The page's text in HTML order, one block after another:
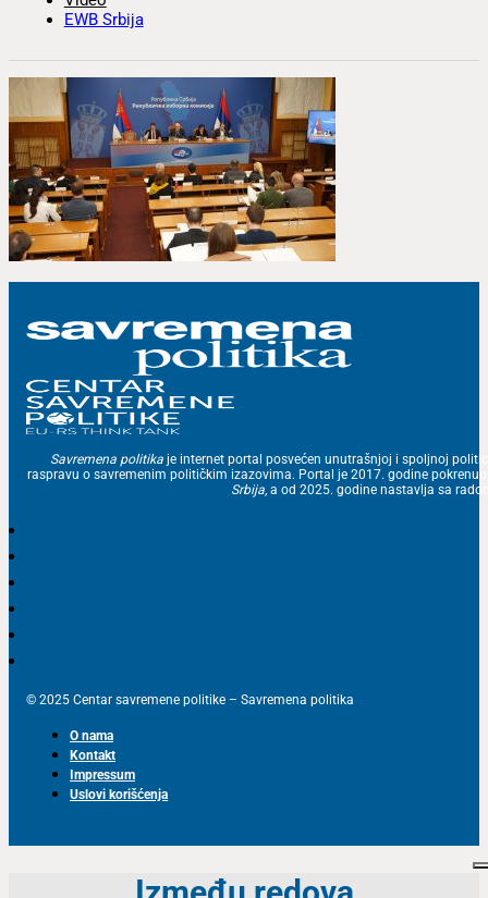
EWB Srbija
Savremena politika je internet portal posvećen unutrašnjoj i spoljnoj
raspravu o savremenim političkim izazovima. Portal je 2017. godine
Srbija, a od 2025. godine nastavlja sa
© 2025 Centar savremene politike – Savremena politika
O nama
Kontakt
Impressum
Uslovi korišćenja